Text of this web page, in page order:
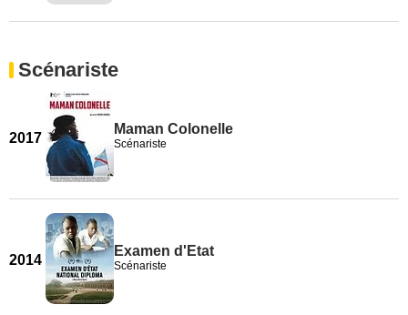
Scénariste
2017
Maman Colonelle
Scénariste
2014
Examen d'Etat
Scénariste